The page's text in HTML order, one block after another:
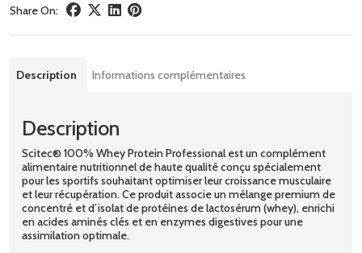
Share On:
Description Informations complémentaires
Description
Scitec® 100% Whey Protein Professional est un complément
alimentaire nutritionnel de haute qualité conçu spécialement
pour les sportifs souhaitant optimiser leur croissance musculaire
et leur récupération. Ce produit associe un mélange premium de
concentré et d’isolat de protéines de lactosérum (whey), enrichi
en acides aminés clés et en enzymes digestives pour une
assimilation optimale.